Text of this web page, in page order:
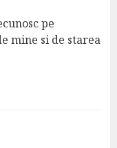
pe
mine si de starea